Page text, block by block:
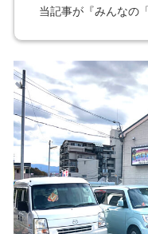
当記事が『みんなの